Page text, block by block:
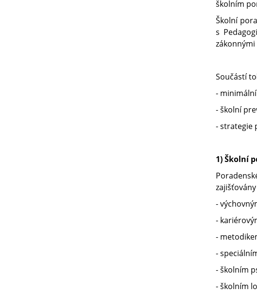
školním
Školní
s
zákonnými
Součástí
-
- školní
- strategie
1) Školní
zajišťovány
-
-
-
-
- školním
- školním